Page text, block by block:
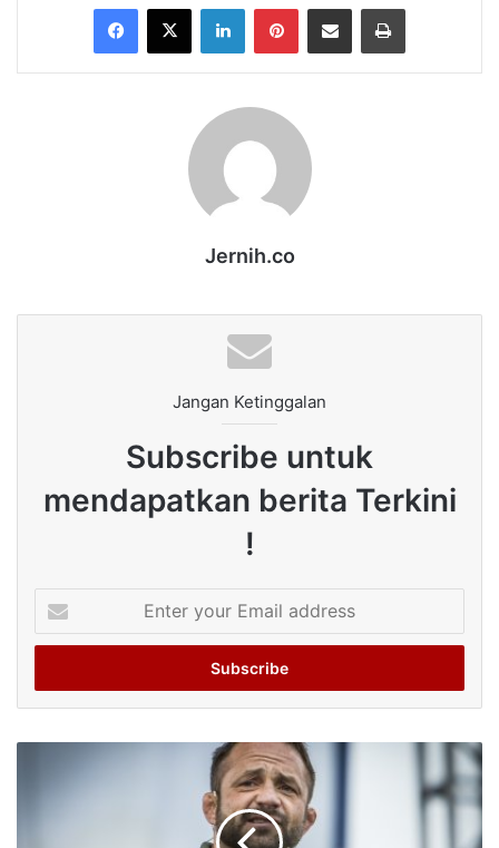
Facebook
X LinkedInPinterestShare via Email Print
Jernih.co
Jangan Ketinggalan
Subscribe untuk
mendapatkan berita Terkini
!
your
Email